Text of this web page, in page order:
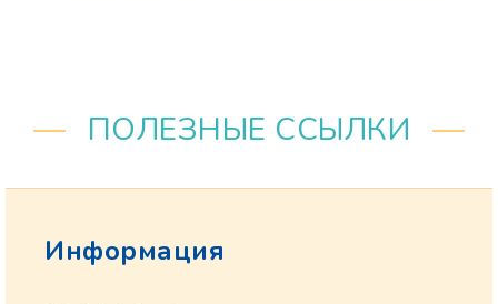
ПОЛЕЗНЫЕ ССЫЛКИ
Информация